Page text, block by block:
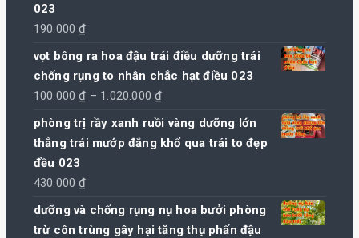
023
190.000₫
vọt bông ra hoa đậu trái điều dưỡng trái
chống rụng to nhân chắc hạt điều 023
100.000₫ – 1.020.000₫Khoảng
giá:
từ
phòng trị rầy xanh ruồi vàng dưỡng lớn
thẳng trái mướp đắng khổ qua trái to đẹp
đều 023
430.000₫
dưỡng và chống rụng nụ hoa bưởi phòng
trừ côn trùng gây hại tăng thụ phấn đậu